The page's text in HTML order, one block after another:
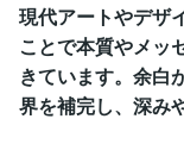
現代アートやデザ
ことで本質やメッ
きています。余白
界を補完し、深み